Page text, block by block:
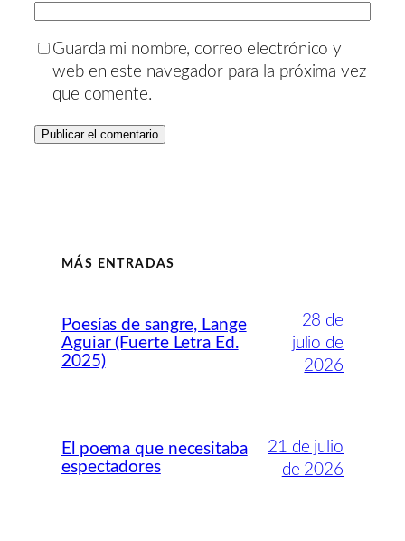
Guarda mi nombre, correo electrónico y
web en este navegador para la próxima vez
que comente.
MÁS ENTRADAS
Poesías de sangre, Lange
Aguiar (Fuerte Letra Ed.
2025)
28 de
julio de
2026
El poema que necesitaba
espectadores
21 de julio
de 2026